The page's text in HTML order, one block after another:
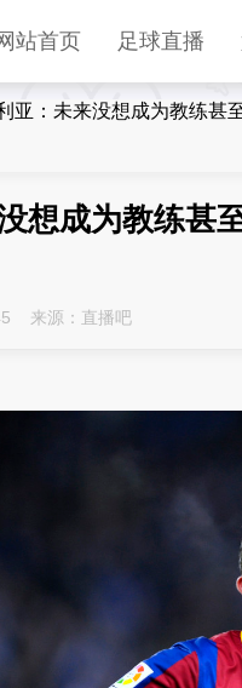
站首页 足球直播
亚：未来没想成为教练甚
想成为教练甚
来源：直播吧